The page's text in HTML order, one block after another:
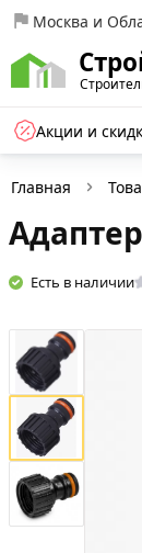
Москва и
Акции и
Главная
Есть в наличии